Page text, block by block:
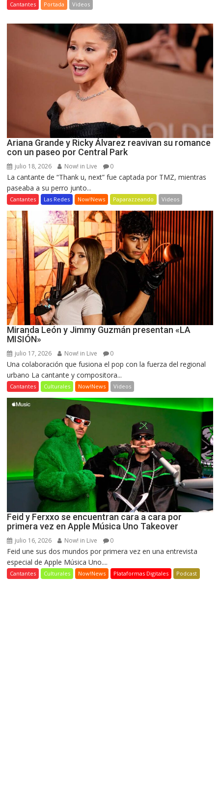
Cantantes Portada Videos
Ariana Grande y Ricky Álvarez reavivan su romance
con un paseo por Central Park
julio 18, 2026 Now! in Live 0
La cantante de “Thank u, next” fue captada por TMZ, mientras
paseaba a su perro junto...
Cantantes Las Redes Now!News Paparazzeando Videos
Miranda León y Jimmy Guzmán presentan «LA
MISIÓN»
julio 17, 2026 Now! in Live 0
Una colaboración que fusiona el pop con la fuerza del regional
urbano La cantante y compositora...
Cantantes Culturales Now!News Videos
Feid y Ferxxo se encuentran cara a cara por
primera vez en Apple Música Uno Takeover
julio 16, 2026 Now! in Live 0
Feid une sus dos mundos por primera vez en una entrevista
especial de Apple Música Uno....
Cantantes Culturales Now!News Plataformas Digitales Podcast